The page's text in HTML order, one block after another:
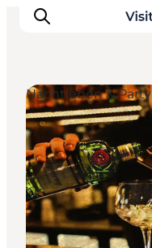
Inspiration
Regionen
Erlebnisse
Unterkünfte
Reiseplanung
Nachtleben & Party